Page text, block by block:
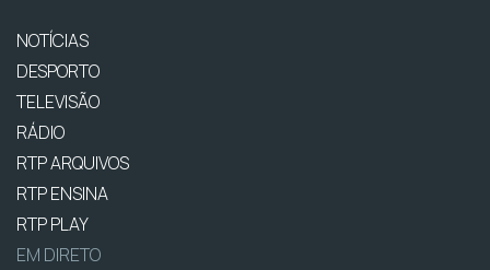
NOTÍCIAS
DESPORTO
TELEVISÃO
RÁDIO
RTP ARQUIVOS
RTP ENSINA
RTP PLAY
EM DIRETO